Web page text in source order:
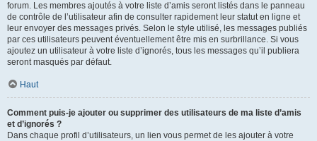
forum. Les membres ajoutés à votre liste d’amis seront listés dans le panneau
de contrôle de l’utilisateur afin de consulter rapidement leur statut en ligne et
leur envoyer des messages privés. Selon le style utilisé, les messages publiés
par ces utilisateurs peuvent éventuellement être mis en surbrillance. Si vous
ajoutez un utilisateur à votre liste d’ignorés, tous les messages qu’il publiera
seront masqués par défaut.
Haut
Comment puis-je ajouter ou supprimer des utilisateurs de ma liste d’amis
et d’ignorés ?
Dans chaque profil d’utilisateurs, un lien vous permet de les ajouter à votre